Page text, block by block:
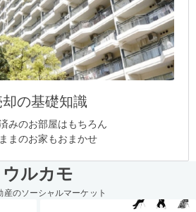
の基礎知識
みのお部屋はもちろん
まのお家もおまかせ
ウルカモ
産のソーシャルマーケット